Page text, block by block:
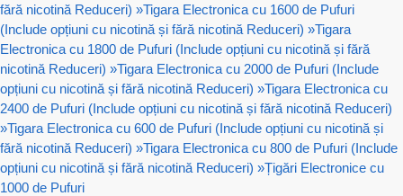
fără nicotină Reduceri) »Tigara Electronica cu 1600 de Pufuri
(Include opțiuni cu nicotină și fără nicotină Reduceri) »Tigara
Electronica cu 1800 de Pufuri (Include opțiuni cu nicotină și fără
nicotină Reduceri) »Tigara Electronica cu 2000 de Pufuri (Include
opțiuni cu nicotină și fără nicotină Reduceri) »Tigara Electronica cu
2400 de Pufuri (Include opțiuni cu nicotină și fără nicotină Reduceri)
»Tigara Electronica cu 600 de Pufuri (Include opțiuni cu nicotină și
fără nicotină Reduceri) »Tigara Electronica cu 800 de Pufuri (Include
opțiuni cu nicotină și fără nicotină Reduceri) »Țigări Electronice cu
1000 de Pufuri